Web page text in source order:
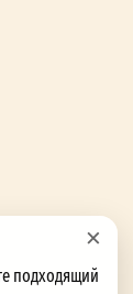
×
подходящий